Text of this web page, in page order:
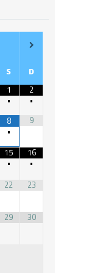
S D
1
•
2
•
8
•
9
15
•
16
•
22 23
29 30